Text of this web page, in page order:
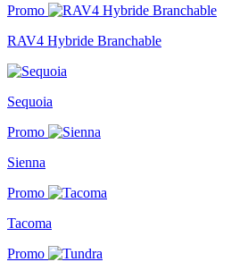
Promo
RAV4 Hybride Branchable
Sequoia
Promo
Sienna
Promo
Tacoma
Promo